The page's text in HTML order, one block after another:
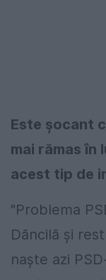
Este şocant
mai rămas în
acest tip de
"Problema
Dăncilă și
naște azi